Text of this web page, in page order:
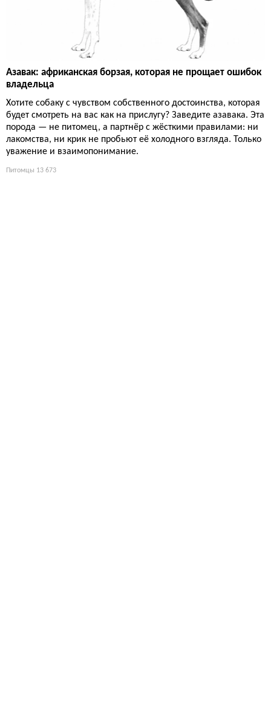
Азавак: африканская борзая, которая не прощает ошибок
владельца
Хотите собаку с чувством собственного достоинства, которая
будет смотреть на вас как на прислугу? Заведите азавака. Эта
порода — не питомец, а партнёр с жёсткими правилами: ни
лакомства, ни крик не пробьют её холодного взгляда. Только
уважение и взаимопонимание.
Питомцы 13 673